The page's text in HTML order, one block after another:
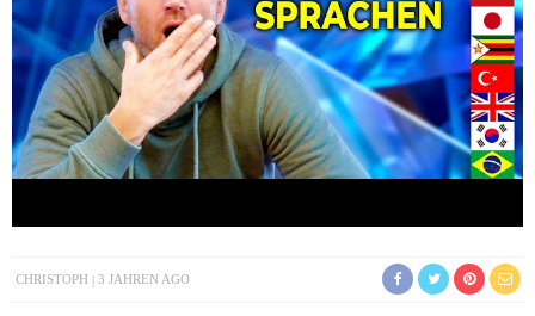
CHRISTOPH 3 JAHREN AGO